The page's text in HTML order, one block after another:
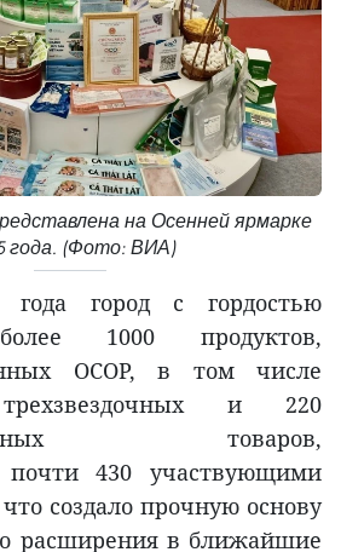
на Осенней ярмарке
года. (Фото: ВИА)
город с гордостью
1000 продуктов,
OCOP, в том числе
и 220
товаров,
почти 430 участвующими
создало прочную основу
расширения в ближайшие